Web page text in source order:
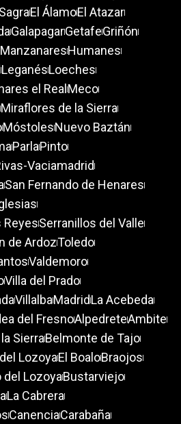
El ÁlamoEl Atazar
GalapagarGetafeGriñón
Humanes
LeganésLoeches
el Real Meco
Miraflores de la Sierra
MóstolesNuevo Baztán
ParlaPinto
Vaciamadrid
San Fernando de Henares
ReyesSerranillos del Valle
de ArdozToledo
Valdemoro
Villa del Prado
VillalbaMadridLa Acebeda
del FresnoAlpedreteAmbite
SierraBelmonte de Tajo
LozoyaEl BoaloBraojos
del LozoyaBustarviejo
La Cabrera
CanenciaCarabaña